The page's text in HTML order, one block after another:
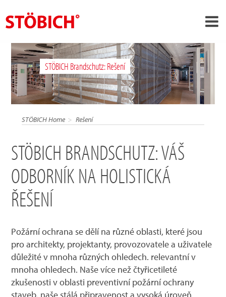
CS
O nás
Rešení
Zprávy
Kontakt
STÖBICH Brandschutz: Rešení
STÖBICH Home Rešení
STÖBICH BRANDSCHUTZ: VÁŠ
ODBORNÍK NA HOLISTICKÁ
ŘEŠENÍ
Požární ochrana se dělí na různé oblasti, které jsou
pro architekty, projektanty, provozovatele a uživatele
důležité v mnoha různých ohledech. relevantní v
mnoha ohledech. Naše více než čtyřicetileté
zkušenosti v oblasti preventivní požární ochrany